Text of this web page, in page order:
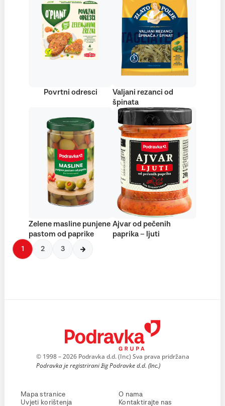
Povrtni odresci
Valjani rezanci od
špinata
Zelene masline punjene
pastom od paprike
Ajvar od pečenih
paprika – ljuti
1 2 3
© 1998 – 2026 Podravka d.d. (Inc) Sva prava pridržana
Podravka je registrirani žig Podravke d.d. (Inc.)
Mapa stranice
Uvjeti korištenja
O nama
Kontaktirajte nas